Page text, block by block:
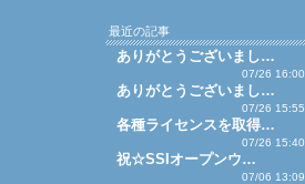
最近の記事
ありがとうございまし…
07/26 16:00
ありがとうございまし…
07/26 15:55
各種ライセンスを取得…
07/26 15:40
祝☆SSIオープンウ…
07/06 13:09